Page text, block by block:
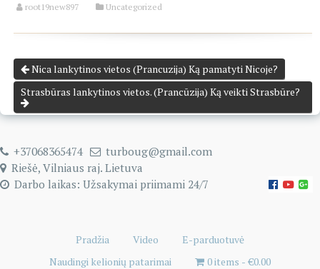
root19new897 Uncategorized
Nica lankytinos vietos (Prancuzija) Ką pamatyti Nicoje?
Strasbūras lankytinos vietos. (Prancūzija) Ką veikti Strasbūre?
+37068365474
turboug@gmail.com
Riešė, Vilniaus raj. Lietuva
Darbo laikas: Užsakymai priimami 24/7
Pradžia Video
E-parduotuvė
Naudingi kelionių patarimai
0 items €0.00